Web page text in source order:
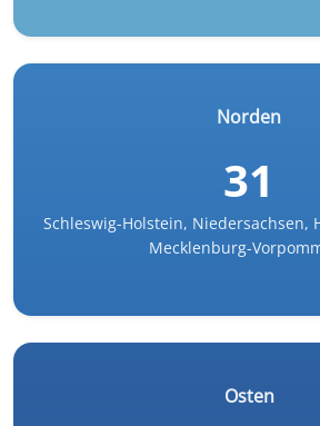
Norden
31
Schleswig-Holstein, Niedersachsen,
Mecklenburg-
Osten